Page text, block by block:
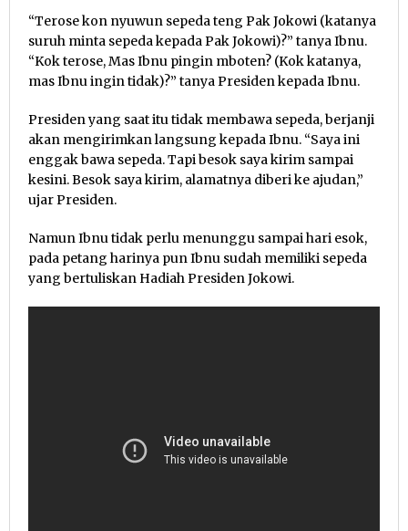
“Terose kon nyuwun sepeda teng Pak Jokowi (katanya
suruh minta sepeda kepada Pak Jokowi)?” tanya Ibnu.
“Kok terose, Mas Ibnu pingin mboten? (Kok katanya,
mas Ibnu ingin tidak)?” tanya Presiden kepada Ibnu.
Presiden yang saat itu tidak membawa sepeda, berjanji
akan mengirimkan langsung kepada Ibnu. “Saya ini
enggak bawa sepeda. Tapi besok saya kirim sampai
kesini. Besok saya kirim, alamatnya diberi ke ajudan,”
ujar Presiden.
Namun Ibnu tidak perlu menunggu sampai hari esok,
pada petang harinya pun Ibnu sudah memiliki sepeda
yang bertuliskan Hadiah Presiden Jokowi.